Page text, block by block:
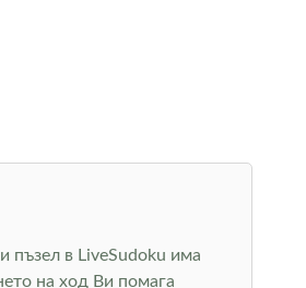
пъзел в LiveSudoku има
на ход Ви помага